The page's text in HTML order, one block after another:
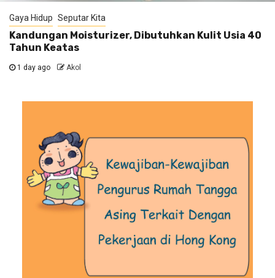
Gaya Hidup Seputar Kita
Kandungan Moisturizer, Dibutuhkan Kulit Usia 40
Tahun Keatas
1 day ago Akol